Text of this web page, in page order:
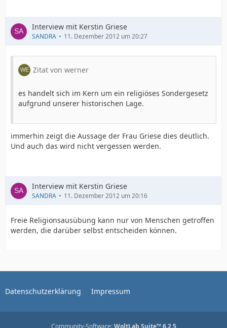
Interview mit Kerstin Griese
SANDRA 11. Dezember 2012 um 20:27
Zitat von werner
es handelt sich im Kern um ein religiöses Sondergesetz
aufgrund unserer historischen Lage.
immerhin zeigt die Aussage der Frau Griese dies deutlich.
Und auch das wird nicht vergessen werden.
Interview mit Kerstin Griese
SANDRA 11. Dezember 2012 um 20:16
Freie Religionsausübung kann nur von Menschen getroffen
werden, die darüber selbst entscheiden können.
Datenschutzerklärung Impressum
Community-Software:WoltLab Suite™ 6.2.5